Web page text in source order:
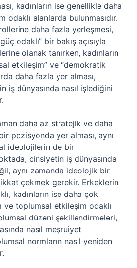
kadınların ise genellikle daha
odaklı alanlarda bulunmasıdır.
daha fazla yerleşmesi,
odaklı” bir bakış açısıyla
olanak tanırken, kadınların
etkileşim” ve “demokratik
daha fazla yer alması,
iş dünyasında nasıl işlediğini
daha az stratejik ve daha
pozisyonda yer alması, aynı
ideolojilerin de bir
cinsiyetin iş dünyasında
aynı zamanda ideolojik bir
çekmek gerekir. Erkeklerin
kadınların ise daha çok
ve toplumsal etkileşim odaklı
düzeni şekillendirmeleri,
nasıl meşruiyet
normların nasıl yeniden